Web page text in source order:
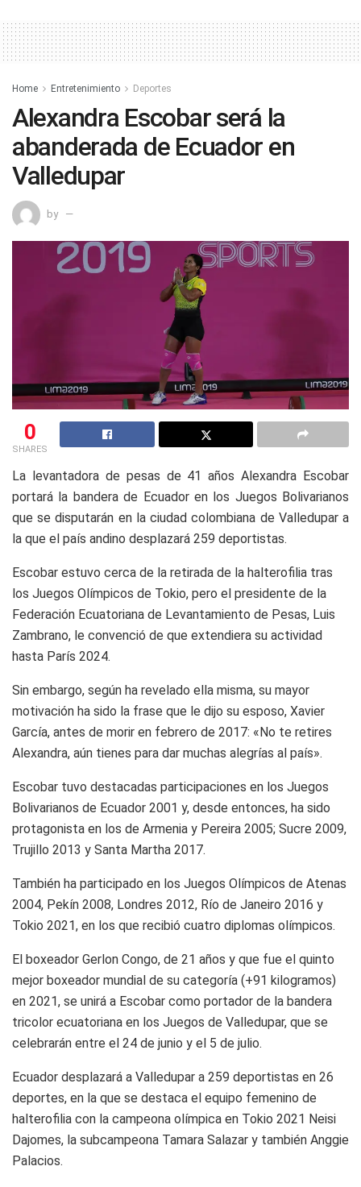
Home Entretenimiento Deportes
Alexandra Escobar será la
abanderada de Ecuador en
Valledupar
by
0
SHARES
La levantadora de pesas de 41 años Alexandra Escobar
portará la bandera de Ecuador en los Juegos Bolivarianos
que se disputarán en la ciudad colombiana de Valledupar a
la que el país andino desplazará 259 deportistas.
Escobar estuvo cerca de la retirada de la halterofilia tras
los Juegos Olímpicos de Tokio, pero el presidente de la
Federación Ecuatoriana de Levantamiento de Pesas, Luis
Zambrano, le convenció de que extendiera su actividad
hasta París 2024.
Sin embargo, según ha revelado ella misma, su mayor
motivación ha sido la frase que le dijo su esposo, Xavier
García, antes de morir en febrero de 2017: «No te retires
Alexandra, aún tienes para dar muchas alegrías al país».
Escobar tuvo destacadas participaciones en los Juegos
Bolivarianos de Ecuador 2001 y, desde entonces, ha sido
protagonista en los de Armenia y Pereira 2005; Sucre 2009,
Trujillo 2013 y Santa Martha 2017.
También ha participado en los Juegos Olímpicos de Atenas
2004, Pekín 2008, Londres 2012, Río de Janeiro 2016 y
Tokio 2021, en los que recibió cuatro diplomas olímpicos.
El boxeador Gerlon Congo, de 21 años y que fue el quinto
mejor boxeador mundial de su categoría (+91 kilogramos)
en 2021, se unirá a Escobar como portador de la bandera
tricolor ecuatoriana en los Juegos de Valledupar, que se
celebrarán entre el 24 de junio y el 5 de julio.
Ecuador desplazará a Valledupar a 259 deportistas en 26
deportes, en la que se destaca el equipo femenino de
halterofilia con la campeona olímpica en Tokio 2021 Neisi
Dajomes, la subcampeona Tamara Salazar y también Anggie
Palacios.